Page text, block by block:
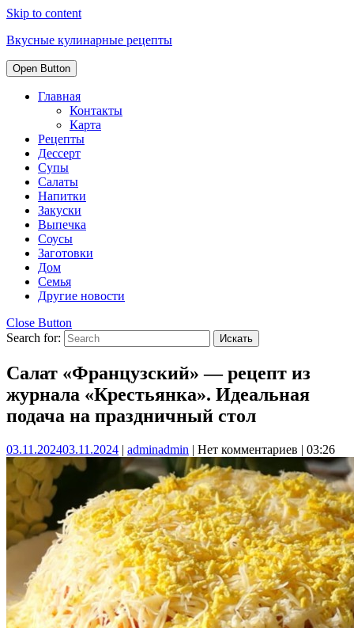
Skip to content
Вкусные кулинарные рецепты
Open Button
Главная
Контакты
Карта
Рецепты
Дессерт
Супы
Салаты
Напитки
Закуски
Выпечка
Соусы
Заготовки
Дом
Семья
Другие новости
Close Button
Search for:
Салат «Французский» — рецепт из
журнала «Крестьянка». Идеальная
подача на праздничный стол
03.11.202403.11.2024 | adminadmin | Нет комментариев | 03:26